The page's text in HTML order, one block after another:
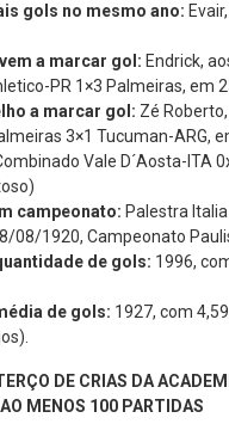
gols no mesmo ano:
a marcar gol: Endrick,
PR 1×3 Palmeiras, em
a marcar gol: Zé
3×1 Tucuman-ARG,
Vale D´Aosta-ITA
campeonato: Palestra
08/1920, Campeonato
de gols: 1996,
de gols: 1927, com
DE CRIAS DA
MENOS 100 PARTIDAS